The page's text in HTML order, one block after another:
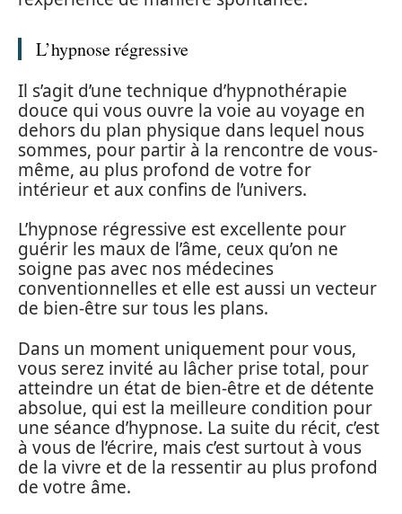
L’hypnose régressive
Il s’agit d’une technique d’hypnothérapie
douce qui vous ouvre la voie au voyage en
dehors du plan physique dans lequel nous
sommes, pour partir à la rencontre de vous-
même, au plus profond de votre for
intérieur et aux confins de l’univers.
L’hypnose régressive est excellente pour
guérir les maux de l’âme, ceux qu’on ne
soigne pas avec nos médecines
conventionnelles et elle est aussi un vecteur
de bien-être sur tous les plans.
Dans un moment uniquement pour vous,
vous serez invité au lâcher prise total, pour
atteindre un état de bien-être et de détente
absolue, qui est la meilleure condition pour
une séance d’hypnose. La suite du récit, c’est
à vous de l’écrire, mais c’est surtout à vous
de la vivre et de la ressentir au plus profond
de votre âme.